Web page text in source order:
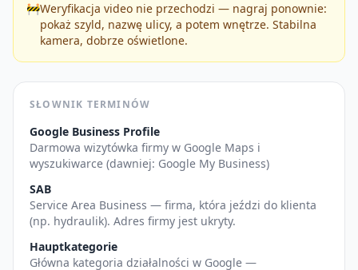
🚧Weryfikacja video nie przechodzi — nagraj ponownie:
pokaż szyld, nazwę ulicy, a potem wnętrze. Stabilna
kamera, dobrze oświetlone.
SŁOWNIK TERMINÓW
Google Business Profile
Darmowa wizytówka firmy w Google Maps i
wyszukiwarce (dawniej: Google My Business)
SAB
Service Area Business — firma, która jeździ do klienta
(np. hydraulik). Adres firmy jest ukryty.
Hauptkategorie
Główna kategoria działalności w Google —